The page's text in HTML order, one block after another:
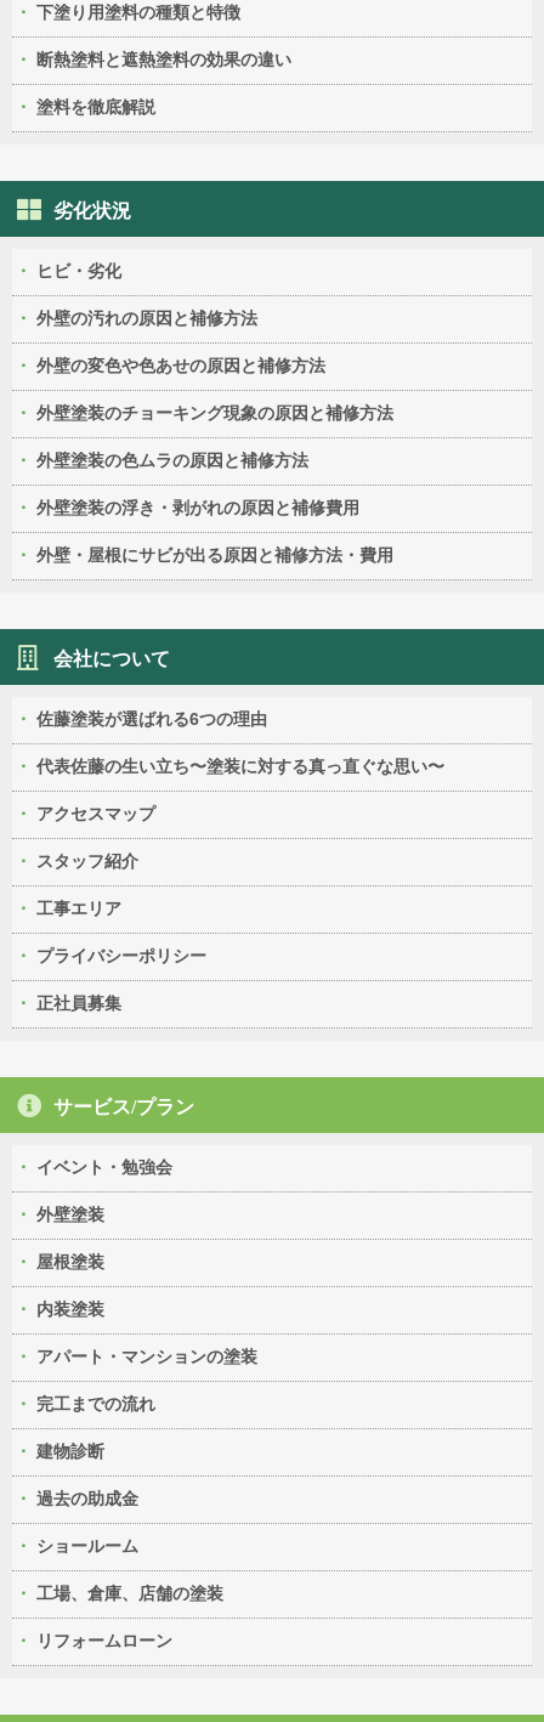
下塗り用塗料の種類と特徴
断熱塗料と遮熱塗料の効果の違い
塗料を徹底解説
劣化状況
ヒビ・劣化
外壁の汚れの原因と補修方法
外壁の変色や色あせの原因と補修方法
外壁塗装のチョーキング現象の原因と補修方法
外壁塗装の色ムラの原因と補修方法
外壁塗装の浮き・剥がれの原因と補修費用
外壁・屋根にサビが出る原因と補修方法・費用
会社について
佐藤塗装が選ばれる6つの理由
代表佐藤の生い立ち〜塗装に対する真っ直ぐな思い〜
アクセスマップ
スタッフ紹介
工事エリア
プライバシーポリシー
正社員募集
サービス/プラン
イベント・勉強会
外壁塗装
屋根塗装
内装塗装
アパート・マンションの塗装
完工までの流れ
建物診断
過去の助成金
ショールーム
工場、倉庫、店舗の塗装
リフォームローン